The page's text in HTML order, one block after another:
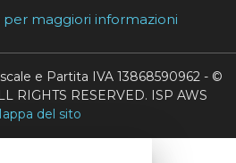
maggiori informazioni
e Partita IVA 13868590962 - ©
RIGHTS RESERVED. ISP AWS
del sito